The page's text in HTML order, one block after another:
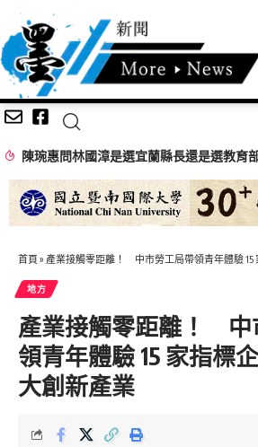
陳琬惠問林國漳是選宜蘭縣長還是選教育
首頁 » 產業接觸零距離！ 中市勞工局帶領青年體驗 15 家
地方
產業接觸零距離！ 中
領青年體驗 15 家指標
大創新產業